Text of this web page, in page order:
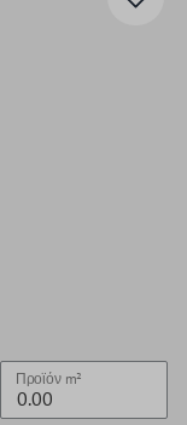
Προϊόνm²